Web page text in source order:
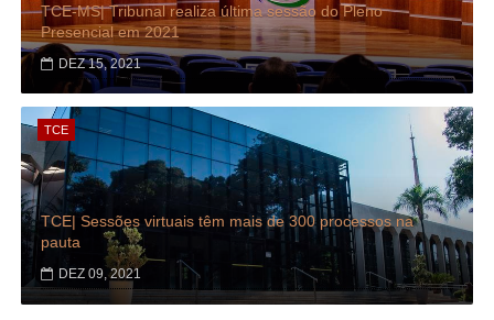
TCE-MS| Tribunal realiza última sessão do Pleno
Presencial em 2021
DEZ 15, 2021
TCE
TCE| Sessões virtuais têm mais de 300 processos na
pauta
DEZ 09, 2021